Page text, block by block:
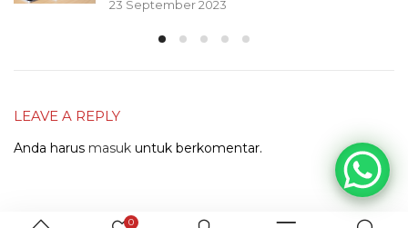
0
23 September 2023
LEAVE A REPLY
Anda harus masuk untuk berkomentar.